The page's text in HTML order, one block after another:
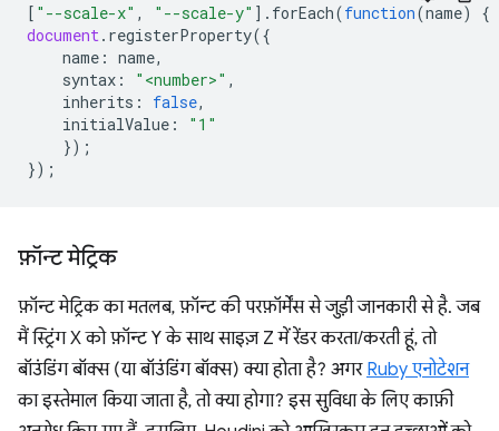
[ "--scale-x" , "--scale-y" ]. forEach(function(name)
{
document. registerProperty({
name : name,
syntax : "<number>" ,
inherits : false,
initialValue :
"1"
});
});
फ़ॉन्ट मेट्रिक
फ़ॉन्ट मेट्रिक का मतलब, फ़ॉन्ट की परफ़ॉर्मेंस से जुड़ी जानकारी से है. जब
मैं स्ट्रिंग X को फ़ॉन्ट Y के साथ साइज़ Z में रेंडर करता/करती हूं, तो
बॉउंडिंग बॉक्स (या बॉउंडिंग बॉक्स) क्या होता है? अगर Ruby एनोटेशन
का इस्तेमाल किया जाता है, तो क्या होगा? इस सुविधा के लिए काफ़ी